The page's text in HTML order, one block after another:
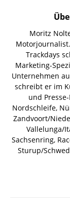
Moritz
Trackdays
Marketing-
Unternehmen
schreibt er im
und
Nordschleife,
Zandvoort/
Vallelunga/
Sachsenring,
Sturup/